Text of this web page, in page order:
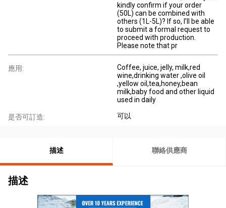
kindly confirm if your order
(50L) can be combined with
others (1L-5L)? If so, I’ll be able
to submit a formal request to
proceed with production.
Please note that pr
應用:
Coffee, juice, jelly, milk,red
wine,drinking water ,olive oil
,yellow oil,tea,honey,bean
milk,baby food and other liquid
used in daily
是否可訂造: 可以
描述 聯絡供應商
描述